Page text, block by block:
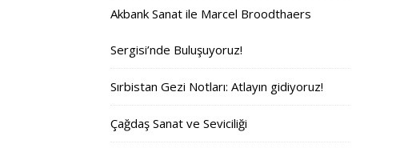
Akbank Sanat ile Marcel Broodthaers
Sergisi’nde Buluşuyoruz!
Sırbistan Gezi Notları: Atlayın gidiyoruz!
Çağdaş Sanat ve Seviciliği